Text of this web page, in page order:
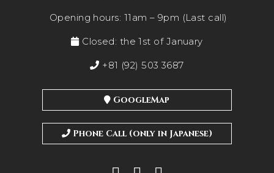
Opening hours: 11am – 9pm (Last call)
Closed: the 1st of January
+81 (92) 503 3687
GoogleMap
Phone Call (only in Japanese)